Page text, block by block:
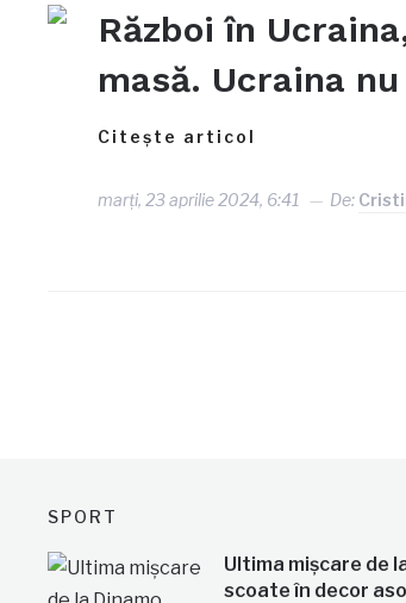
Război în
masă. Ucraina
Citește articol
marți, 23 aprilie 2024, 6:41 De:
SPORT
Ultima mișcare de
scoate în decor